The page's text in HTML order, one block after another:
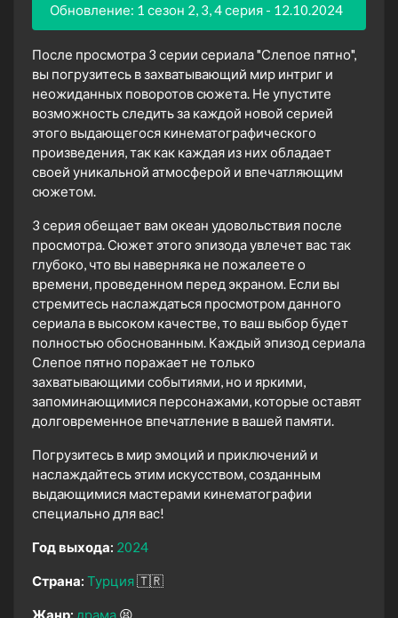
Обновление: 1 сезон 2, 3, 4 серия - 12.10.2024
После просмотра 3 серии сериала "Слепое пятно",
вы погрузитесь в захватывающий мир интриг и
неожиданных поворотов сюжета. Не упустите
возможность следить за каждой новой серией
этого выдающегося кинематографического
произведения, так как каждая из них обладает
своей уникальной атмосферой и впечатляющим
сюжетом.
3 серия обещает вам океан удовольствия после
просмотра. Сюжет этого эпизода увлечет вас так
глубоко, что вы наверняка не пожалеете о
времени, проведенном перед экраном. Если вы
стремитесь наслаждаться просмотром данного
сериала в высоком качестве, то ваш выбор будет
полностью обоснованным. Каждый эпизод сериала
Слепое пятно поражает не только
захватывающими событиями, но и яркими,
запоминающимися персонажами, которые оставят
долговременное впечатление в вашей памяти.
Погрузитесь в мир эмоций и приключений и
наслаждайтесь этим искусством, созданным
выдающимися мастерами кинематографии
специально для вас!
Год выхода: 2024
Страна: Турция🇹🇷
Жанр: драма 😫